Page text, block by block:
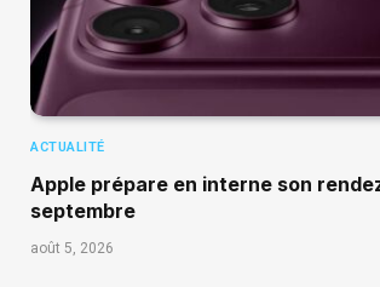
ACTUALITÉ
Apple prépare en interne son
septembre
août 5, 2026